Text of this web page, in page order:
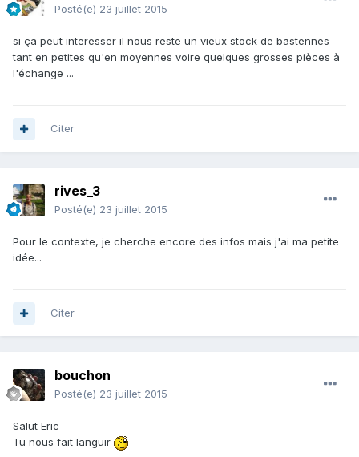
Posté(e) 23 juillet 2015
si ça peut interesser il nous reste un vieux stock de bastennes
tant en petites qu'en moyennes voire quelques grosses pièces à
l'échange ...
Citer
rives_3
Posté(e) 23 juillet 2015
Pour le contexte, je cherche encore des infos mais j'ai ma petite
idée...
Citer
bouchon
Posté(e) 23 juillet 2015
Salut Eric
Tu nous fait languir